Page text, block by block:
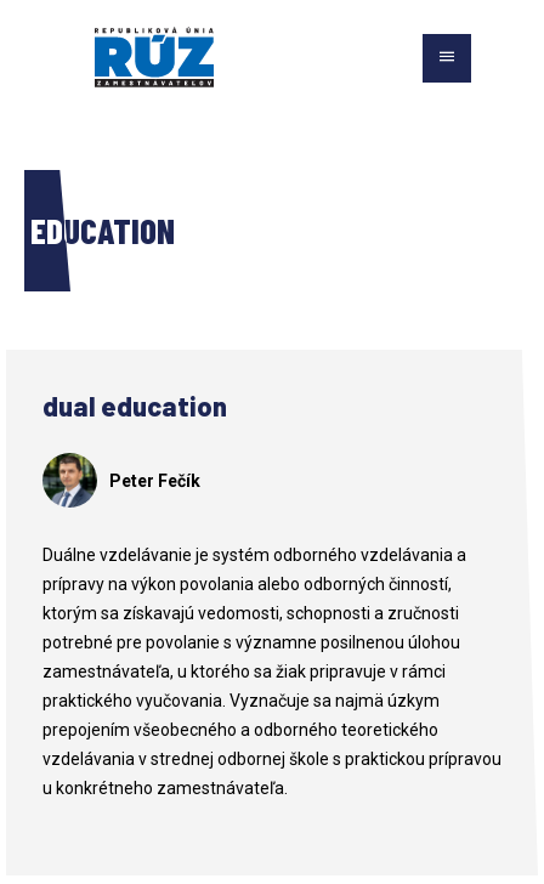
EDUCATION
dual education
Peter Fečík
Duálne vzdelávanie je systém odborného vzdelávania a
prípravy na výkon povolania alebo odborných činností,
ktorým sa získavajú vedomosti, schopnosti a zručnosti
potrebné pre povolanie s významne posilnenou úlohou
zamestnávateľa, u ktorého sa žiak pripravuje v rámci
praktického vyučovania. Vyznačuje sa najmä úzkym
prepojením všeobecného a odborného teoretického
vzdelávania v strednej odbornej škole s praktickou prípravou
u konkrétneho zamestnávateľa.